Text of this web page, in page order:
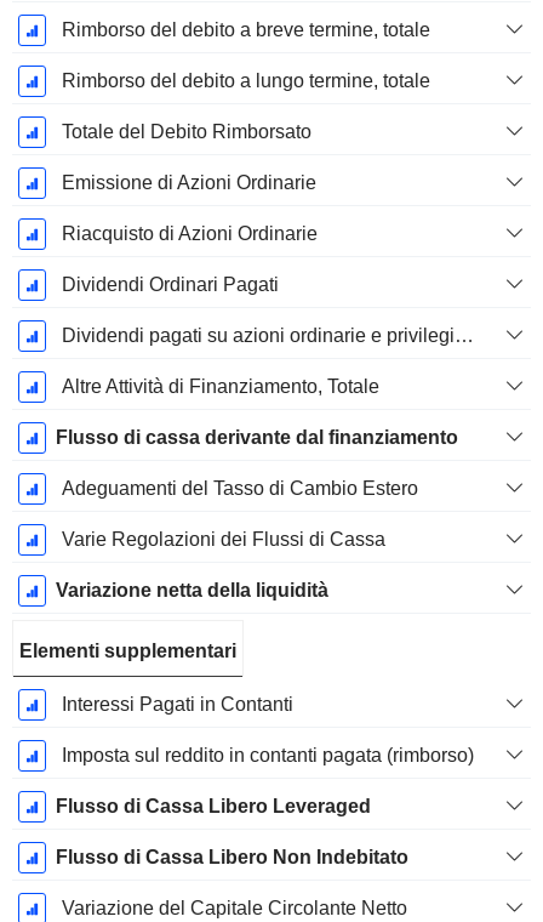
Rimborso del debito a breve termine, totale
Rimborso del debito a lungo termine, totale
Totale del Debito Rimborsato
Emissione di Azioni Ordinarie
Riacquisto di Azioni Ordinarie
Dividendi Ordinari Pagati
Dividendi pagati su azioni ordinarie e privilegiate
Altre Attività di Finanziamento, Totale
Flusso di cassa derivante dal finanziamento
Adeguamenti del Tasso di Cambio Estero
Varie Regolazioni dei Flussi di Cassa
Variazione netta della liquidità
Elementi supplementari
Interessi Pagati in Contanti
Imposta sul reddito in contanti pagata (rimborso)
Flusso di Cassa Libero Leveraged
Flusso di Cassa Libero Non Indebitato
Variazione del Capitale Circolante Netto